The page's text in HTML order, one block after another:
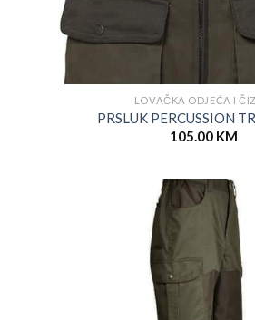
LOVAČKA ODJEĆA I
PRSLUK PERCUSSION
105.00 KM